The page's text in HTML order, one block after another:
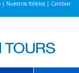
| Nuestros folletos | Cambiar